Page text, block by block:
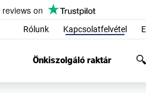
Rólunk Kapcsolatfelvétel
Önkiszolgáló raktár